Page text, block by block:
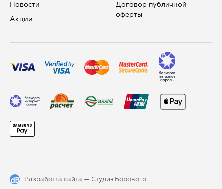
Новости
Aкции
Договор публичной
оферты
Разработка сайта — Студия Борового